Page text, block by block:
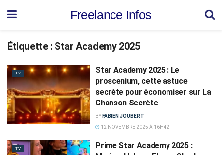
Freelance Infos
Étiquette : Star Academy 2025
TV
Star Academy 2025 : Le
proscenium, cette astuce
secrète pour économiser sur La
Chanson Secrète
BY FABIEN JOUBERT
12 NOVEMBRE 2025 À 16H42
TV
Prime Star Academy 2025 :